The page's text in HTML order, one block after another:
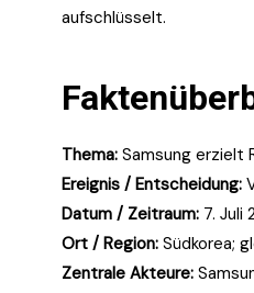
aufschlüsselt.
Thema: Samsung erzielt
Ereignis / Entscheidung:
Datum / Zeitraum: 7. Juli
Ort / Region: Südkorea;
Zentrale Akteure: